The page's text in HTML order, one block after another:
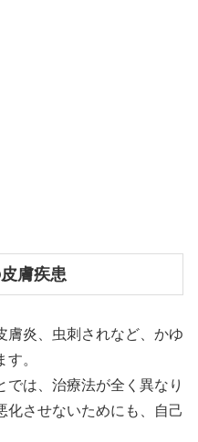
膚疾患
膚炎、虫刺されなど、かゆ
。
では、治療法が全く異なり
化させないためにも、自己